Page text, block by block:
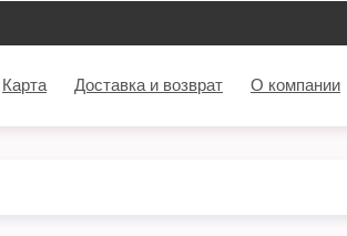
Карта Доставка и возврат О компании